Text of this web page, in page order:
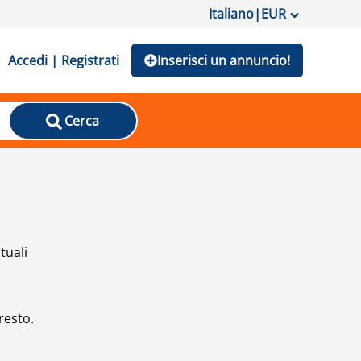
Italiano|EUR
Accedi | Registrati Inserisci un annuncio!
Cerca